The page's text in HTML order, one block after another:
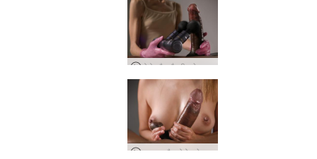
गोरो और जैस्मीन पेनाइल वाइब्रेटरी उत्तेजना और इलेक्ट्रोइजैक्युलेशन
अमाया और गोरो बड़े स्तन और बड़ा लंड